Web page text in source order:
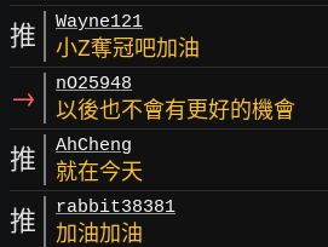
推 Wayne121
小Z奪冠吧加油
→ nO25948
以後也不會有更好的機會
推 AhCheng
就在今天
推 rabbit38381
加油加油